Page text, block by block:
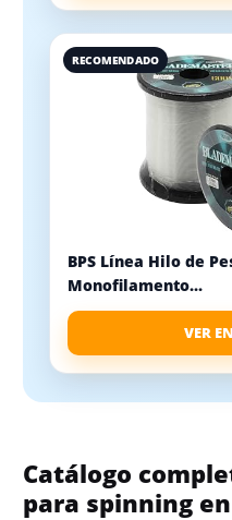
RECOMENDADO
BPS Línea Hilo de
Monofilamento...
VER
Catálogo
para spinning